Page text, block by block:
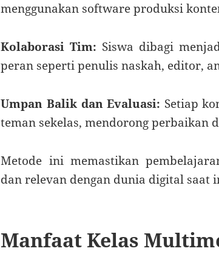
menggunakan software produksi
Kolaborasi Tim: Siswa dibagi
peran seperti penulis naskah, editor,
Umpan Balik dan Evaluasi: Setiap
teman sekelas, mendorong perbaikan
Metode ini memastikan
dan relevan dengan dunia digital saat
Manfaat Kelas